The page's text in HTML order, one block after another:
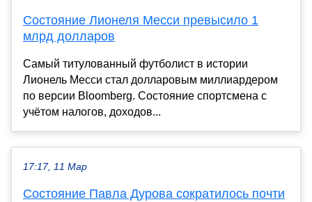
Состояние Лионеля Месси превысило 1
млрд долларов
Самый титулованный футболист в истории
Лионель Месси стал долларовым миллиардером
по версии Bloomberg. Состояние спортсмена с
учётом налогов, доходов...
17:17, 11 Мар
Состояние Павла Дурова сократилось почти